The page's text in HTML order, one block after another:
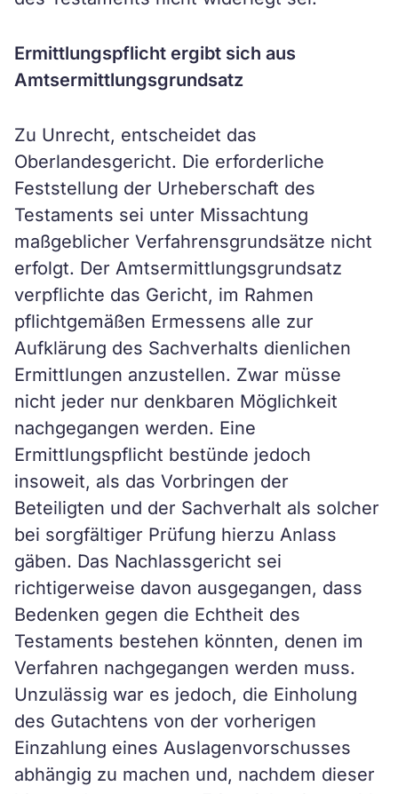
Ermittlungspflicht ergibt sich aus
Amtsermittlungsgrundsatz
Zu Unrecht, entscheidet das
Oberlandesgericht. Die erforderliche
Feststellung der Urheberschaft des
Testaments sei unter Missachtung
maßgeblicher Verfahrensgrundsätze nicht
erfolgt. Der Amtsermittlungsgrundsatz
verpflichte das Gericht, im Rahmen
pflichtgemäßen Ermessens alle zur
Aufklärung des Sachverhalts dienlichen
Ermittlungen anzustellen. Zwar müsse
nicht jeder nur denkbaren Möglichkeit
nachgegangen werden. Eine
Ermittlungspflicht bestünde jedoch
insoweit, als das Vorbringen der
Beteiligten und der Sachverhalt als solcher
bei sorgfältiger Prüfung hierzu Anlass
gäben. Das Nachlassgericht sei
richtigerweise davon ausgegangen, dass
Bedenken gegen die Echtheit des
Testaments bestehen könnten, denen im
Verfahren nachgegangen werden muss.
Unzulässig war es jedoch, die Einholung
des Gutachtens von der vorherigen
Einzahlung eines Auslagenvorschusses
abhängig zu machen und, nachdem dieser